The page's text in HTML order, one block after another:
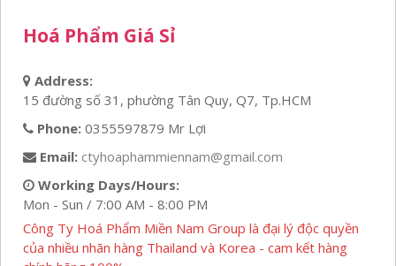
Hoá Phẩm Giá Sỉ
Address:
15 đường số 31, phường Tân Quy, Q7, Tp.HCM
Phone: 0355597879 Mr Lợi
Email: ctyhoaphammiennam@gmail.com
Working Days/Hours:
Mon - Sun / 7:00 AM - 8:00 PM
Công Ty Hoá Phẩm Miền Nam Group là đại lý độc quyền
của nhiều nhãn hàng Thailand và Korea - cam kết hàng